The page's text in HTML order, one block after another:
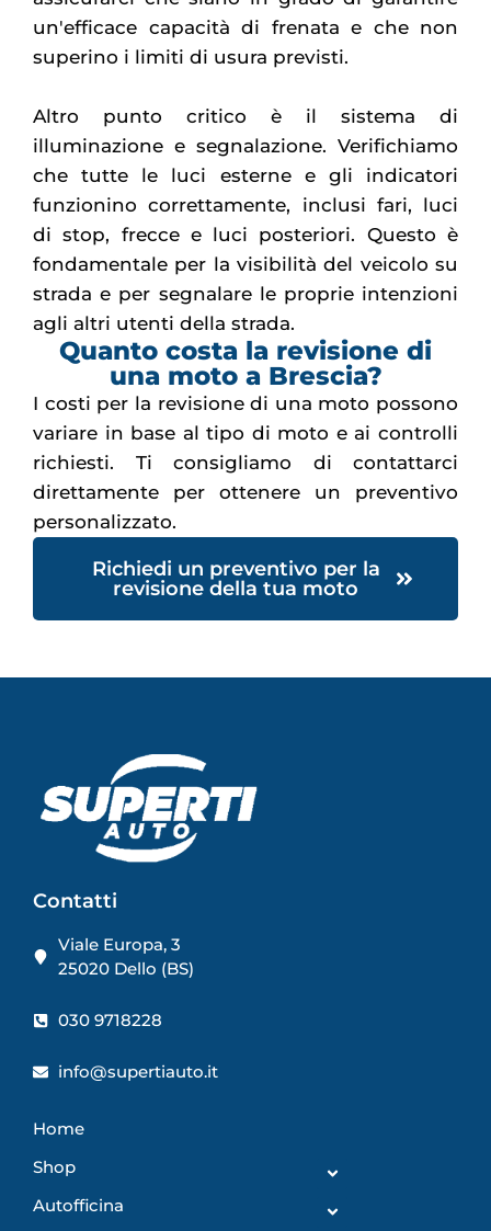
un'efficace capacità di frenata e che non
superino i limiti di usura previsti.
Altro punto critico è il sistema di
illuminazione e segnalazione. Verifichiamo
che tutte le luci esterne e gli indicatori
funzionino correttamente, inclusi fari, luci
di stop, frecce e luci posteriori. Questo è
fondamentale per la visibilità del veicolo su
strada e per segnalare le proprie intenzioni
agli altri utenti della strada.
Quanto costa la revisione di
una moto a Brescia?
I costi per la revisione di una moto possono
variare in base al tipo di moto e ai controlli
richiesti. Ti consigliamo di contattarci
direttamente per ottenere un preventivo
personalizzato.
Richiedi un preventivo per la
revisione della tua moto
Contatti
Viale Europa, 3
25020 Dello (BS)
030 9718228
info@supertiauto.it
Home
Shop
Autofficina